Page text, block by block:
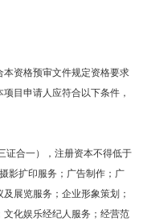
资格预审文件规定资格要求
目申请人应符合以下条件，
证合一），注册资本不得低于
影扩印服务；广告制作；广
展览服务；企业形象策划；
化娱乐经纪人服务；经营范